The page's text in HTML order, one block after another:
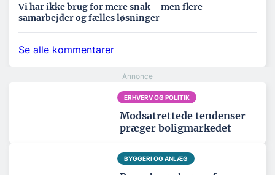
Vi har ikke brug for mere snak – men flere
samarbejder og fælles løsninger
Se alle kommentarer
ERHVERV OG POLITIK
Modsatrettede tendenser
præger boligmarkedet
BYGGERI OG ANLÆG